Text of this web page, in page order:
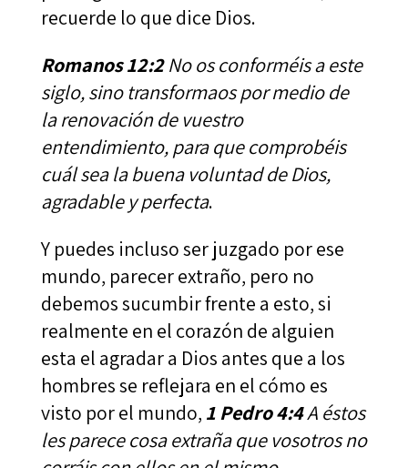
recuerde lo que dice Dios.
Romanos 12:2No os conforméis a este
siglo, sino transformaos por medio de
la renovación de vuestro
entendimiento, para que comprobéis
cuál sea la buena voluntad de Dios,
agradable y perfecta.
Y puedes incluso ser juzgado por ese
mundo, parecer extraño, pero no
debemos sucumbir frente a esto, si
realmente en el corazón de alguien
esta el agradar a Dios antes que a los
hombres se reflejara en el cómo es
visto por el mundo, 1 Pedro 4:4A éstos
les parece cosa extraña que vosotros no